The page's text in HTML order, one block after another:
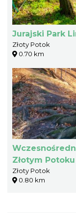
Jurajski Park
Złoty Potok
0.70 km
Złotym Potoku
Złoty Potok
0.80 km